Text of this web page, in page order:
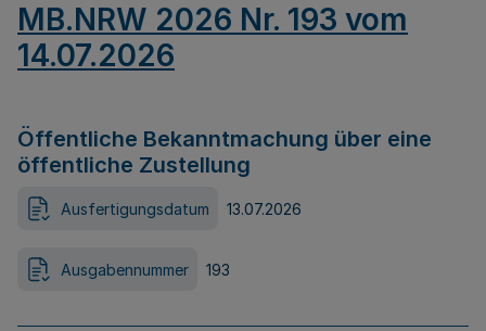
MB.NRW 2026 Nr. 193 vom
14.07.2026
Öffentliche Bekanntmachung über eine
öffentliche Zustellung
Ausfertigungsdatum 13.07.2026
Ausgabennummer 193